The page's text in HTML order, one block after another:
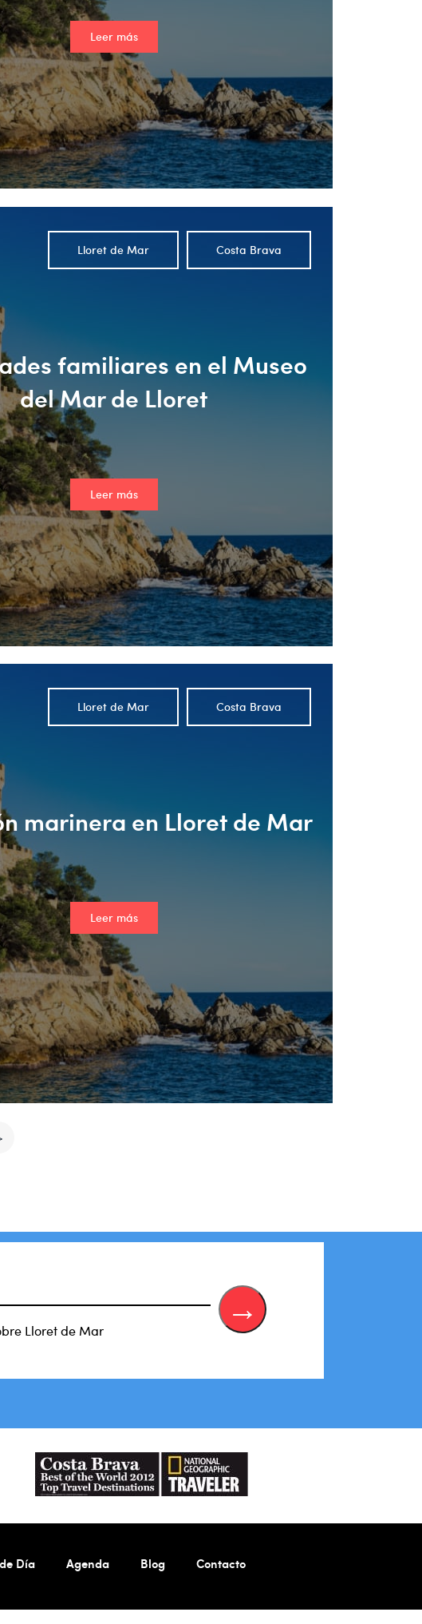
Leer más
familiares en el Museo
del Mar de Lloret
Leer más
Costa Brava
Lloret de Mar
marinera en Lloret de Mar
Leer más
Costa Brava
Lloret de Mar
Lloret de Mar
Día Agenda Blog Contacto